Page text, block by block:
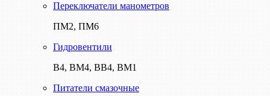
Переключатели манометров
ПМ2, ПМ6
Гидровентили
В4, ВМ4, ВВ4, ВМ1
Питатели смазочные